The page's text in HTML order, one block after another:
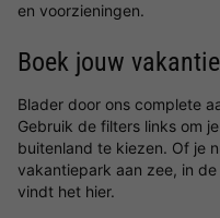
en voorzieningen.
Boek jouw
Blader door ons complete
Gebruik de filters links om
buitenland te kiezen. Of je
vakantiepark aan zee, in
vindt het hier.